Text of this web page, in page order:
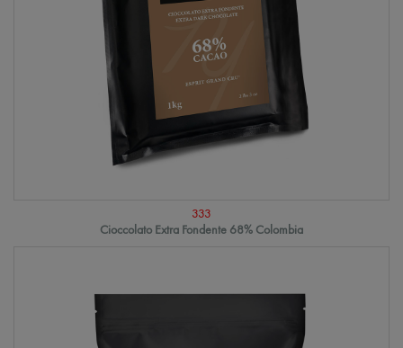
333
Cioccolato Extra Fondente 68% Colombia